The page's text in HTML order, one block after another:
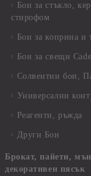
Бои за стъкло,
стирофом
Бои за коприна и
Бои за свещи
Солвентни бои,
Универсални
Реагенти, ръжда
Други Бои
Брокат, пайети,
декоративен пясък